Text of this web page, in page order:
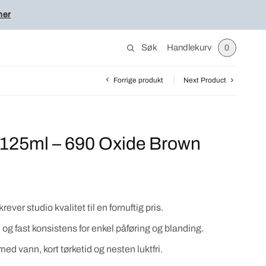
Søk Handlekurv 0
Forrige produkt Next Product
– 690 Oxide Brown
studio kvalitet til en fornuftig pris.
fast konsistens for enkel påføring og blanding.
vann, kort tørketid og nesten luktfri.